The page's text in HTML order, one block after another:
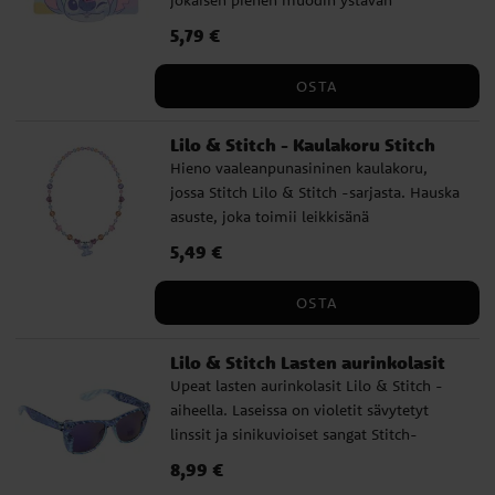
värikkään silauksen mihin tahansa asuun.
Hinta:
5,79 €
OSTA
Lilo & Stitch - Kaulakoru Stitch
Hieno vaaleanpunasininen kaulakoru,
jossa Stitch Lilo & Stitch -sarjasta. Hauska
asuste, joka toimii leikkisänä
lastenkokoa – täydellinen pienille muodin
Hinta :5,49 €
5,49 €
OSTA
Lilo & Stitch Lasten aurinkolasit
Upeat lasten aurinkolasit Lilo & Stitch -
aiheella. Laseissa on violetit sävytetyt
linssit ja sinikuvioiset sangat Stitch-
suojan auringonsäteitä vastaan ja sopivat
Hinta :8,99 €
8,99 €